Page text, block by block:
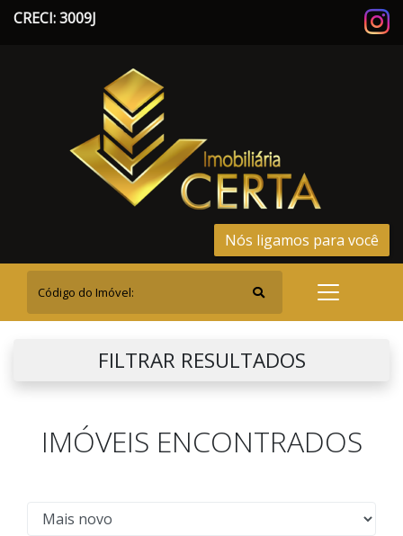
CRECI: 3009J
Nós ligamos para você
FILTRAR RESULTADOS
IMÓVEIS ENCONTRADOS